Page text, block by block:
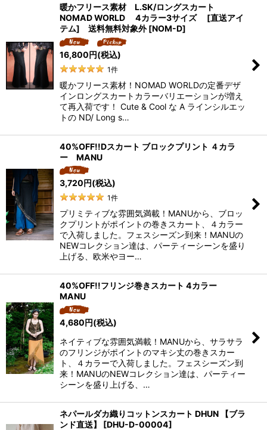
暖かフリース素材 L.SK/ロングスカート
NOMAD WORLD 4カラー3サイズ [直送アイ
テム] 送料無料対象外 [NOM-D]
16,800円(税込)
1件
暖かフリース素材！NOMAD WORLDの定番デザ
インロングスカートカラーバリエーションが増え
て再入荷です！ Cute & Cool な A ラインシルエッ
トの ND/ Long s…
40%OFF!!Dスカート ブロックプリント ４カラ
ー MANU
3,720円(税込)
1件
プリミティブな雰囲気満載！MANUから、ブロッ
クプリントがポイントの巻きスカート、４カラー
で入荷しました。フェスシーズン到来！MANUの
NEWコレクション達は、パーティーシーンを盛り
上げる、欧米やヨー…
40%OFF!!フリンジ巻きスカート 4カラー
MANU
4,680円(税込)
ネイティブな雰囲気満載！MANUから、サラサラ
のフリンジがポイントのマキシ丈の巻きスカー
ト、４カラーで入荷しました。フェスシーズン到
来！MANUのNEWコレクション達は、パーティー
シーンを盛り上げる、…
ネパールダカ織りコットンスカート DHUN 【ブラ
ンド直送】
[DHU-D-00004]